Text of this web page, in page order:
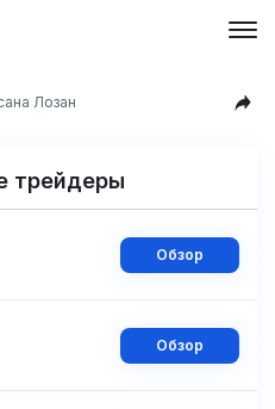
Лозан
трейдеры
Обзор
Обзор